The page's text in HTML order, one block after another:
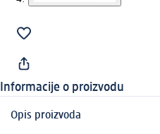
Informacije o proizvodu
Opis proizvoda